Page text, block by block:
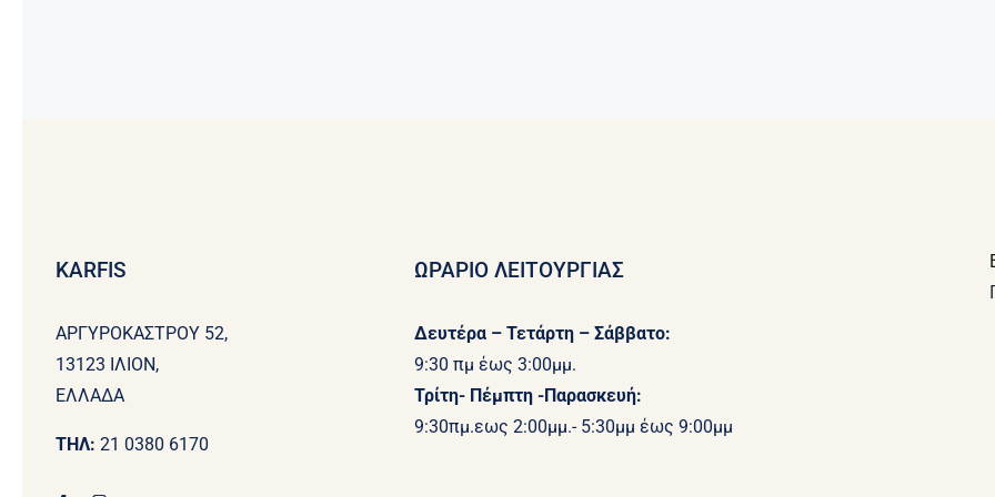
KARFIS
ΑΡΓΥΡΟΚΑΣΤΡΟΥ 52,
13123 ΙΛΙΟΝ,
ΕΛΛΑΔΑ
ΤΗΛ: 21 0380 6170
ΩΡΑΡΙΟ ΛΕΙΤΟΥΡΓΙΑΣ
Δευτέρα – Τετάρτη – Σάββατο:
9:30 πμ έως 3:00μμ.
Τρίτη- Πέμπτη -Παρασκευή:
9:30πμ.εως 2:00μμ.- 5:30μμ έως 9:00μμ